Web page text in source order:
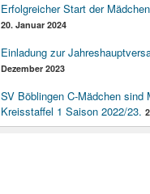
Erfolgreicher Start der
20. Januar 2024
Einladung zur
Dezember 2023
SV Böblingen C-Mädchen sind
Kreisstaffel 1 Saison 2022/23.